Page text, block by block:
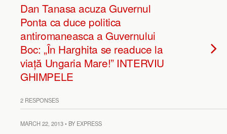
Dan Tanasa acuza Guvernul
Ponta ca duce politica
antiromaneasca a Guvernului
Boc: „În Harghita se readuce la
viață Ungaria Mare!” INTERVIU
GHIMPELE
2 RESPONSES
MARCH 22, 2013 • BY EXPRESS